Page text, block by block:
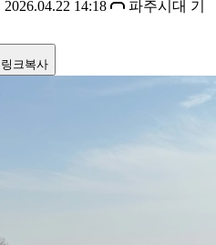
2026.04.22 14:18 파주시대 기
링크복사